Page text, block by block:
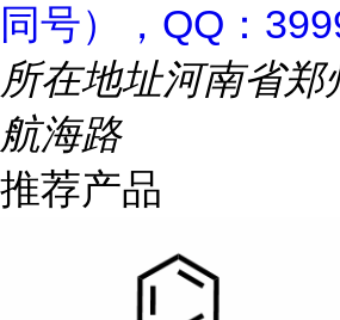
同号），QQ：
所在地址河南省郑
航海路
推荐产品